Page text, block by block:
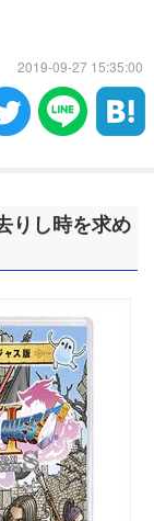
2019-09-27 15:35:00
りし時を求め